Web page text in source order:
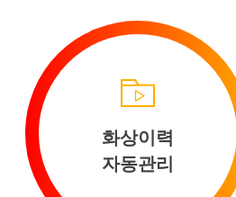
화상이력
자동관리